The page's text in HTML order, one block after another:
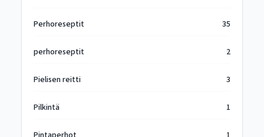
Perhoreseptit 35
perhoreseptit 2
Pielisen reitti 3
Pilkintä 1